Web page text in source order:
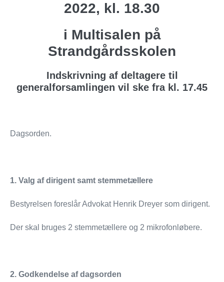
2022, kl. 18.30
i Multisalen på
Strandgårdsskolen
Indskrivning af deltagere til
generalforsamlingen vil ske fra kl. 17.45
Dagsorden.
1. Valg af dirigent samt stemmetællere
Bestyrelsen foreslår Advokat Henrik Dreyer som dirigent.
Der skal bruges 2 stemmetællere og 2 mikrofonløbere.
2. Godkendelse af dagsorden